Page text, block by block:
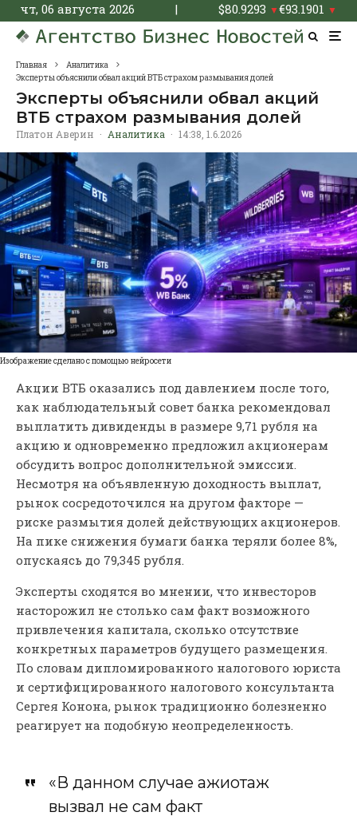
чт, 06 августа 2026 | $80.9293 ▼€93.1901 ▼
Главная
Аналитика
Эксперты объяснили обвал акций ВТБ страхом размывания долей
Эксперты объяснили обвал акций
ВТБ страхом размывания долей
Платон Аверин · Аналитика · 14:38, 1.6.2026
Изображение сделано с помощью нейросети
Акции ВТБ оказались под давлением после того,
как наблюдательный совет банка рекомендовал
выплатить дивиденды в размере 9,71 рубля на
акцию и одновременно предложил акционерам
обсудить вопрос дополнительной эмиссии.
Несмотря на объявленную доходность выплат,
рынок сосредоточился на другом факторе —
риске размытия долей действующих акционеров.
На пике снижения бумаги банка теряли более 8%,
опускаясь до 79,345 рубля.
Эксперты сходятся во мнении, что инвесторов
насторожил не столько сам факт возможного
привлечения капитала, сколько отсутствие
конкретных параметров будущего размещения.
По словам дипломированного налогового юриста
и сертифицированного налогового консультанта
Сергея Конона, рынок традиционно болезненно
реагирует на подобную неопределенность.
«В данном случае ажиотаж
вызвал не сам факт